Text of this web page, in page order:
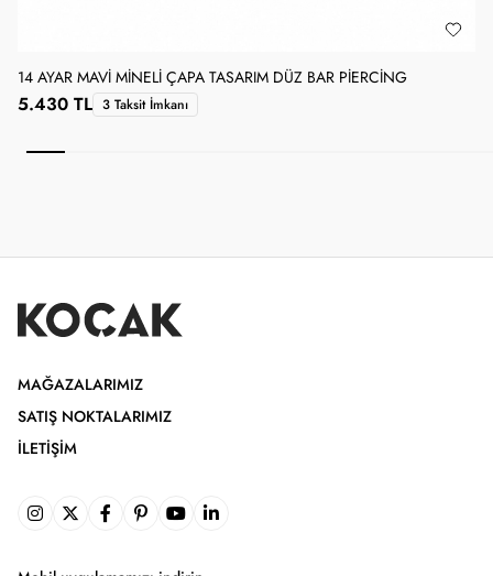
14 AYAR MAVI MINELI ÇAPA TASARIM DÜZ BAR PIERCING
5.430 TL 3 Taksit İmkanı
MAĞAZALARIMIZ
SATIŞ NOKTALARIMIZ
İLETIŞIM